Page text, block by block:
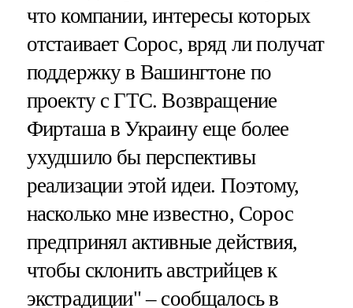
что компании, интересы которых
отстаивает Сорос, вряд ли получат
поддержку в Вашингтоне по
проекту с ГТС. Возвращение
Фирташа в Украину еще более
ухудшило бы перспективы
реализации этой идеи. Поэтому,
насколько мне известно, Сорос
предпринял активные действия,
чтобы склонить австрийцев к
экстрадиции" – сообщалось в